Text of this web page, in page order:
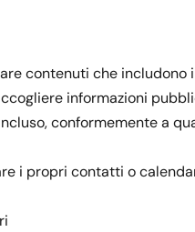
contenuti che
informazioni
conformemente a
i propri contatti o